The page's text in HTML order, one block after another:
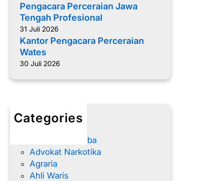
Pengacara Perceraian Jawa
Tengah Profesional
31 Juli 2026
Kantor Pengacara Perceraian
Wates
30 Juli 2026
Categories
advokat
Advokat Narkoba
Advokat Narkotika
Agraria
Ahli Waris